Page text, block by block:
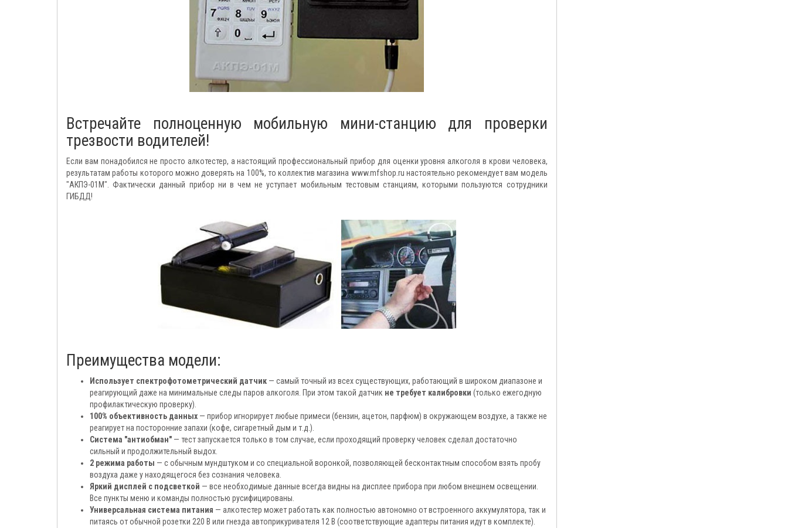
Встречайте полноценную мобильную мини-станцию для проверки
трезвости водителей!
Если вам понадобился не просто алкотестер, а настоящий профессиональный прибор для оценки уровня алкоголя в крови человека,
результатам работы которого можно доверять на 100%, то коллектив магазина www.mfshop.ru настоятельно рекомендует вам модель
"АКПЭ-01М". Фактически данный прибор ни в чем не уступает мобильным тестовым станциям, которыми пользуются сотрудники
ГИБДД!
Преимущества модели:
Использует спектрофотометрический датчик — самый точный из всех существующих, работающий в широком диапазоне и
реагирующий даже на минимальные следы паров алкоголя. При этом такой датчик не требует калибровки (только ежегодную
профилактическую проверку).
100% объективность данных — прибор игнорирует любые примеси (бензин, ацетон, парфюм) в окружающем воздухе, а также не
реагирует на посторонние запахи (кофе, сигаретный дым и т.д.).
Система "антиобман" — тест запускается только в том случае, если проходящий проверку человек сделал достаточно
сильный и продолжительный выдох.
2 режима работы — с обычным мундштуком и со специальной воронкой, позволяющей бесконтактным способом взять пробу
воздуха даже у находящегося без сознания человека.
Яркий дисплей с подсветкой — все необходимые данные всегда видны на дисплее прибора при любом внешнем освещении.
Все пункты меню и команды полностью русифицированы.
Универсальная система питания — алкотестер может работать как полностью автономно от встроенного аккумулятора, так и
питаясь от обычной розетки 220 В или гнезда автоприкуривателя 12 В (соответствующие адаптеры питания идут в комплекте).